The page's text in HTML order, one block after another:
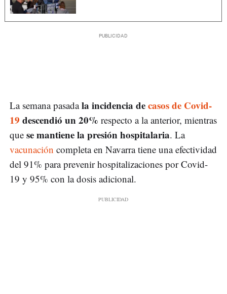
La semana pasadala incidencia decasos de Covid-
19 descendió un 20% respecto a la anterior, mientras
que se mantiene la presión hospitalaria. La
vacunación completa en Navarra tiene una efectividad
del 91% para prevenir hospitalizaciones por Covid-
19 y 95% con la dosis adicional.